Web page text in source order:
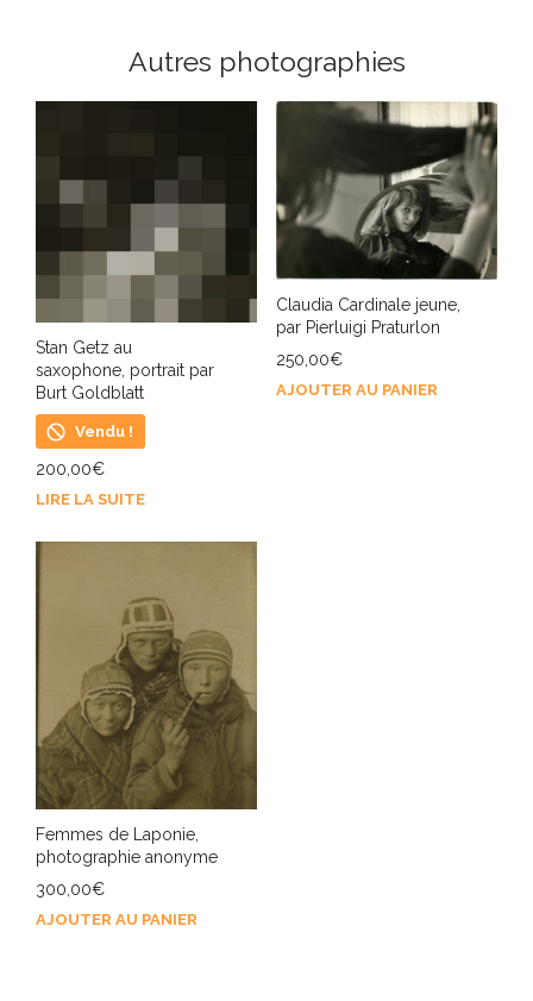
Autres photographies
Stan Getz au
saxophone, portrait par
Burt Goldblatt
Vendu !
200,00€
LIRE LA SUITE
Claudia Cardinale jeune,
par Pierluigi Praturlon
250,00€
AJOUTER AU PANIER
Femmes de Laponie,
photographie anonyme
300,00€
AJOUTER AU PANIER